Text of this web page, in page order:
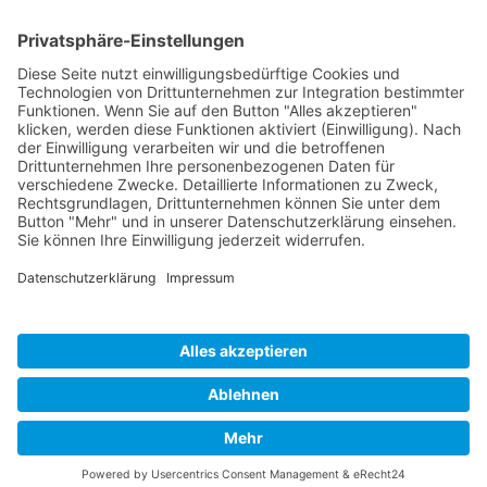
https://
bau.de/
Ansprechpartner für Bewerbungen Nadine Danders
Telefon 09131/1203151
E-Mail ausbildung@mauss-
Veranstalter und Organisator: Landkreis Forchheim |
Partner: Netzwerk SchuleWirtschaft Forchheim
Datenschutz·